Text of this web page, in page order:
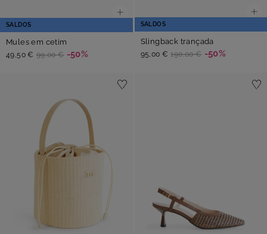
SALDOS
Mules em cetim
49,50 € 99,00 € -50%
SALDOS
Slingback trançada
95,00 € 190,00 € -50%